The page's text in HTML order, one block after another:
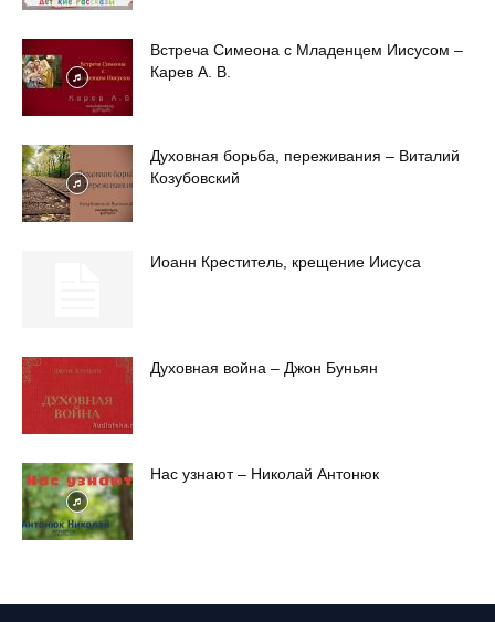
Встреча Симеона с Младенцем Иисусом –
Карев А. В.
Духовная борьба, переживания – Виталий
Козубовский
Иоанн Креститель, крещение Иисуса
Духовная война – Джон Буньян
Нас узнают – Николай Антонюк